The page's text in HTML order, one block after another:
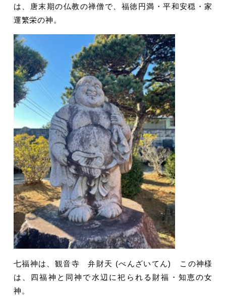
は、唐末期の仏教の禅僧で、福徳円満・平和安穏・家
運繁栄の神。
七福神は、観音寺 弁財天 (べんざいてん) この神様
は、四福神と同神で水辺に祀られる財福・知恵の女
神。